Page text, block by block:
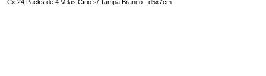
Cx 24 Packs de 4 Velas Círio s/ Tampa Branco - d5x7cm